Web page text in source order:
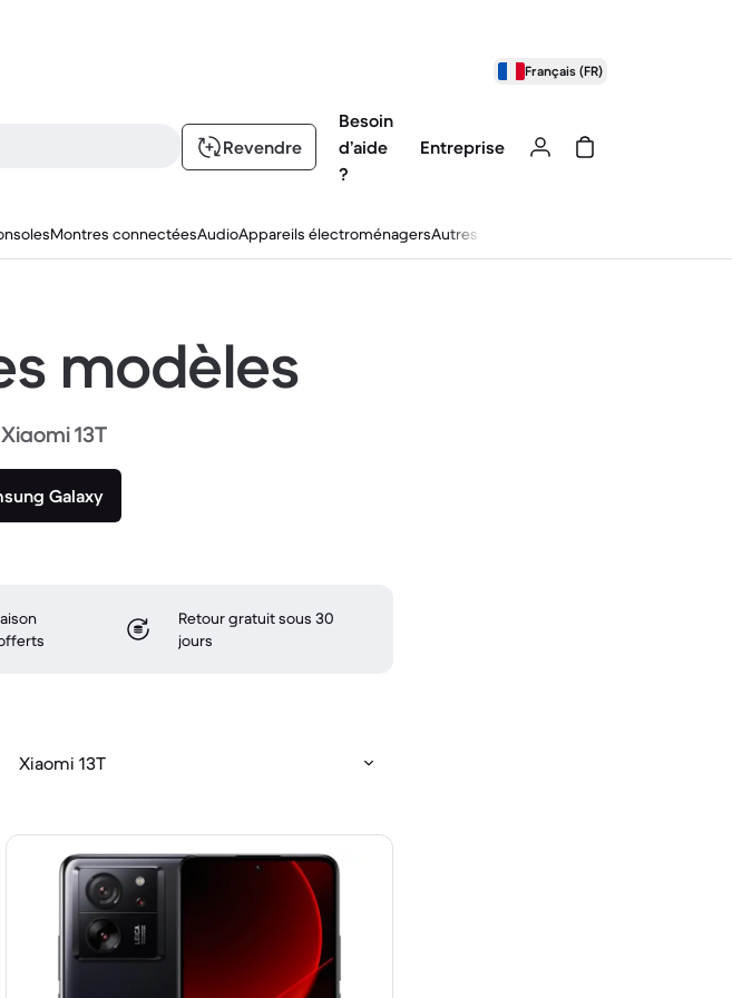
Français (FR)
Revendre
Besoin
d’aide
?
Entreprise
Montres connectéesAudioAppareils électroménagersAutres
modèles
13T
Galaxy
Retour gratuit sous 30
jours
Xiaomi 13T